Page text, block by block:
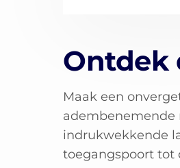
Ontdek
Maak een
adembenemende
indrukwekkende
toegangspoort tot